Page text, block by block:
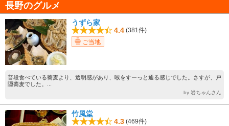
長野のグルメ
うずら家
4.4 (381件)
ご当地
普段食べている蕎麦より、透明感があり、喉をすーっと通る感じでした。さすが、戸
隠蕎麦でした。...
by 岩ちゃんさん
竹風堂
4.3 (469件)